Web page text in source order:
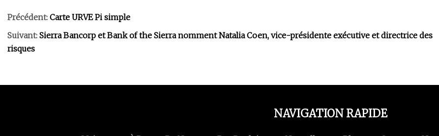
Précédent: Carte URVE Pi simple
Suivant: Sierra Bancorp et Bank of the Sierra nomment Natalia Coen, vice-présidente exécutive et directrice des
risques
NAVIGATION RAPIDE